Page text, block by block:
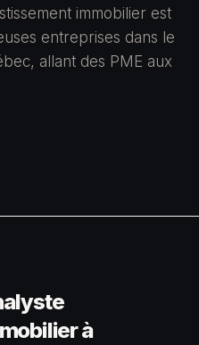
immobilier est
entreprises dans le
allant des PME aux
à